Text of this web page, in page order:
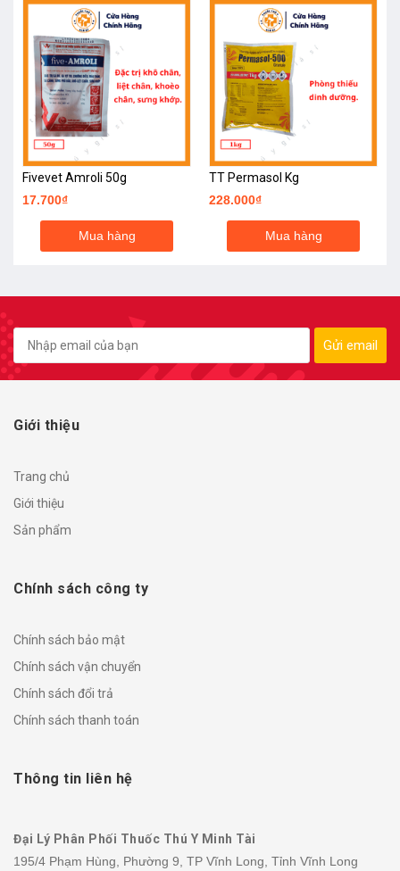
Fivevet Amroli 50g
17.700₫
Mua hàng
TT Permasol Kg
228.000₫
Mua hàng
Gửi email
Giới thiệu
Trang chủ
Giới thiệu
Sản phẩm
Chính sách công ty
Chính sách bảo mật
Chính sách vận chuyển
Chính sách đổi trả
Chính sách thanh toán
Thông tin liên hệ
Đại Lý Phân Phối Thuốc Thú Y Minh Tài
195/4 Phạm Hùng, Phường 9, TP Vĩnh Long, Tỉnh Vĩnh Long